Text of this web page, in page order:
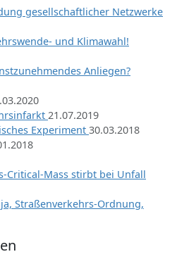
gesellschaftlicher Netzwerke
und Klimawahl!
Anliegen?
21.07.2019
Experiment 30.03.2018
Critical-Mass stirbt bei Unfall
Straßenverkehrs-Ordnung,